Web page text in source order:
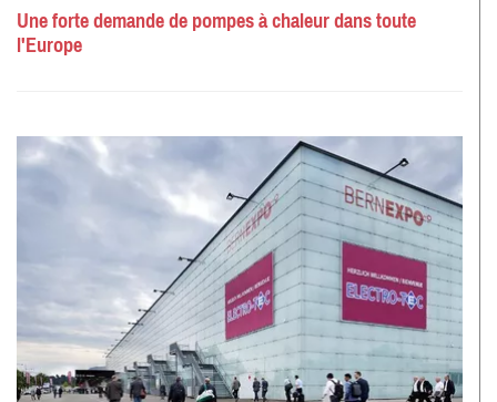
Une forte demande de pompes à chaleur dans toute
l'Europe